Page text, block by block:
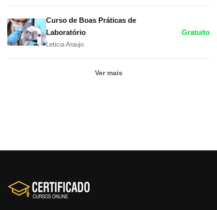
Curso de Boas Práticas de
Laboratório
Leticia Araujo
Gratuito
Ver mais